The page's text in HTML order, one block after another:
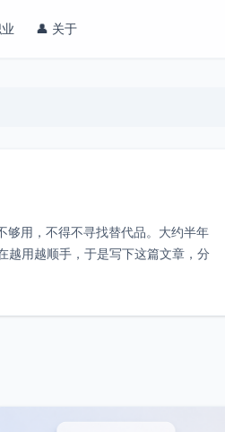
👤 关于
用，不得不寻找替代品。大约半年
越用越顺手，于是写下这篇文章，分